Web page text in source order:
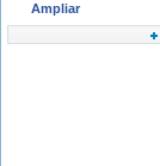
Ampliar